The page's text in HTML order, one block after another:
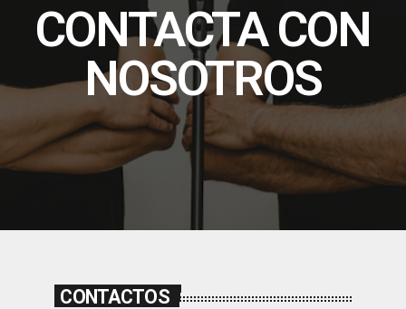
CONTACTA CON
NOSOTROS
CONTACTOS